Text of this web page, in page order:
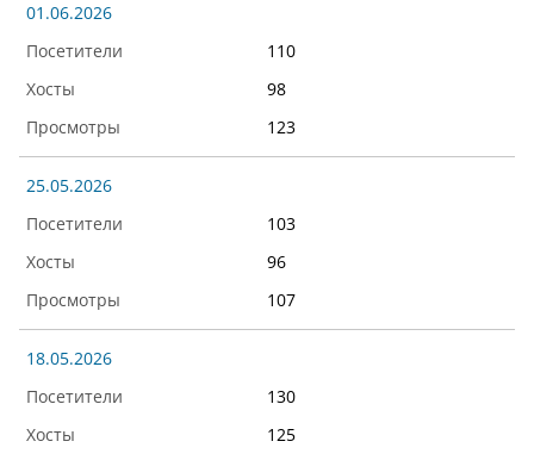
01.06.2026
110
98
123
25.05.2026
103
96
107
18.05.2026
130
125